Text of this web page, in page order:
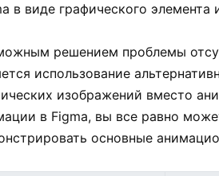
в виде графического элемента
решением проблемы
использование
изображений вместо
в Figma, вы все равно
основные